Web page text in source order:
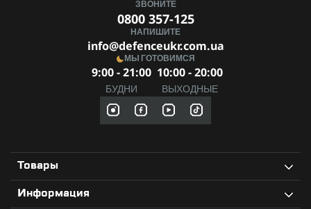
ЗВОНИТЕ
0800 357-125
НАПИШИТЕ
info@defenceukr.com.ua
МЫ ГОТОВИМСЯ
9:00 - 21:00
БУДНИ
10:00 - 20:00
ВЫХОДНЫЕ
Товары
Информация